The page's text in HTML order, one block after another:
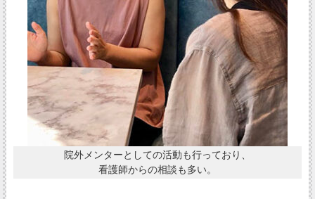
院外メンターとしての活動も行っており、
看護師からの相談も多い。